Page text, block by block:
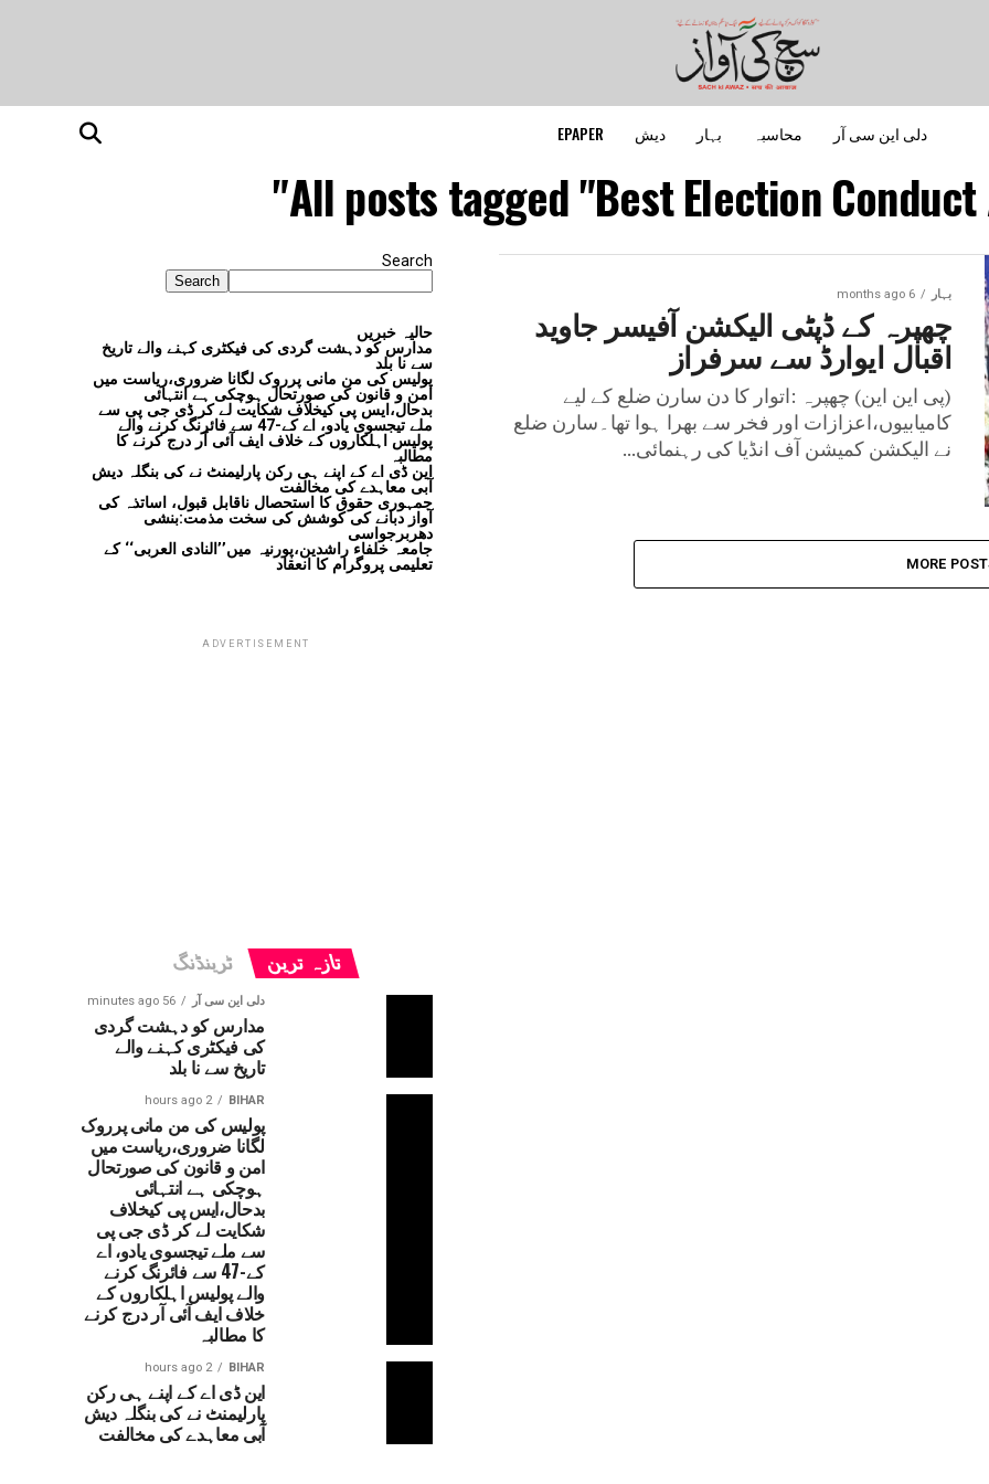
دلی این سی آر محاسبہ بہار دیش EPAPER
All posts tagged "Best Election Conduct
بہار 6 months ago
چھپرہ کے ڈپٹی الیکشن آفیسر جاوید
اقبال ایوارڈ سے سرفراز
(پی این این) چھپرہ :اتوار کا دن سارن ضلع کے لیے
کامیابیوں،اعزازات اور فخر سے بھرا ہوا تھا۔سارن ضلع
نے الیکشن کمیشن آف انڈیا کی رہنمائی...
MORE
Search
Search
حالیہ خبریں
مدارس کو دہشت گردی کی فیکٹری کہنے والے تاریخ
سے نا بلد
پولیس کی من مانی پرروک لگانا ضروری،ریاست میں
امن و قانون کی صورتحال ہوچکی ہے انتہائی
بدحال،ایس پی کیخلاف شکایت لے کر ڈی جی پی سے
ملے تیجسوی یادو، اے کے-47 سے فائرنگ کرنے والے
پولیس اہلکاروں کے خلاف ایف آئی آر درج کرنے کا
مطالبہ
این ڈی اے کے اپنے ہی رکن پارلیمنٹ نے کی بنگلہ دیش
آبی معاہدے کی مخالفت
جمہوری حقوق کا استحصال ناقابل قبول، اساتذہ کی
آواز دبانے کی کوشش کی سخت مذمت:بنشی
دھربرجواسی
جامعہ خلفاء راشدین،پورنیہ میں’’النادی العربی‘‘ کے
تعلیمی پروگرام کا انعقاد
ADVERTISEMENT
تازہ ترین ٹرینڈنگ
دلی این سی آر 56 minutes ago
مدارس کو دہشت گردی
کی فیکٹری کہنے والے
تاریخ سے نا بلد
BIHAR
2 hours ago
پولیس کی من مانی پرروک
لگانا ضروری،ریاست میں
امن و قانون کی صورتحال
ہوچکی ہے انتہائی
بدحال،ایس پی کیخلاف
شکایت لے کر ڈی جی پی
سے ملے تیجسوی یادو، اے
کے-47 سے فائرنگ کرنے
والے پولیس اہلکاروں کے
خلاف ایف آئی آر درج کرنے
کا مطالبہ
BIHAR
2 hours ago
این ڈی اے کے اپنے ہی رکن
پارلیمنٹ نے کی بنگلہ دیش
آبی معاہدے کی مخالفت